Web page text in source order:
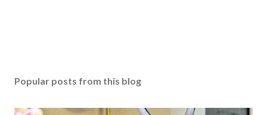
Popular posts from this blog